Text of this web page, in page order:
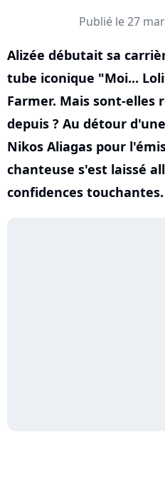
Publié le 27
Alizée débutait sa
tube iconique "Moi...
Farmer. Mais sont-elles
depuis ? Au détour
Nikos Aliagas pour
chanteuse s'est laissé
confidences touchantes.